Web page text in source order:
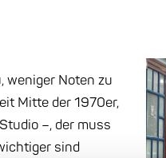
weniger Noten zu
Mitte der 1970er,
–, der muss
sind